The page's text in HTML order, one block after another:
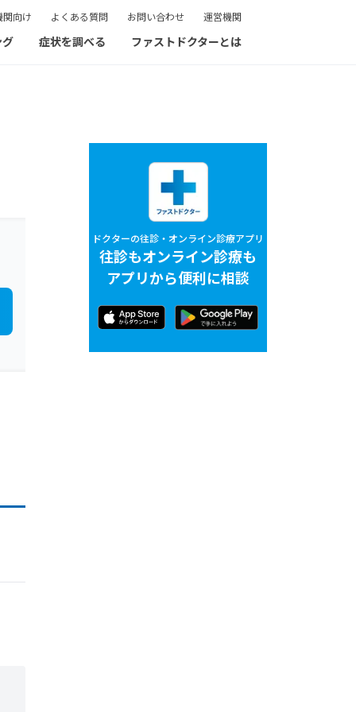
関向け よくある質問 お問い合わせ 運営機関
症状を調べる ファストドクターとは
ドクターの往診・オンライン診療アプリ
往診もオンライン診療も
アプリから便利に相談